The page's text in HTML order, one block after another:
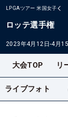
LPGAツアー 米国女子
ロッテ選手権
2023年4月12日-4月
大会TOP リ
ライブフォト